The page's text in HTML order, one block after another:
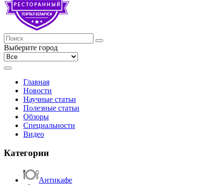
Выберите город
Главная
Новости
Научные статьи
Полезные статьи
Обзоры
Специальности
Видео
Категории
Антикафе